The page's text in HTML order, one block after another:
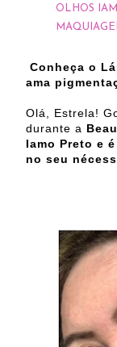
OLHOS
Conheça o
ama
Olá, Estrela!
durante a
Iamo Preto e
no seu